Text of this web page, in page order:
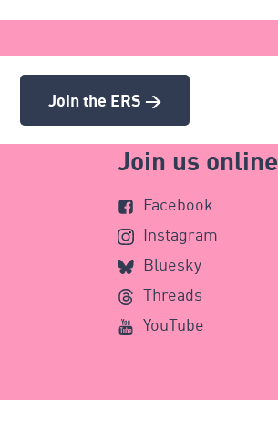
Join the ERS >
Join us online
Facebook
Instagram
Bluesky
Threads
YouTube